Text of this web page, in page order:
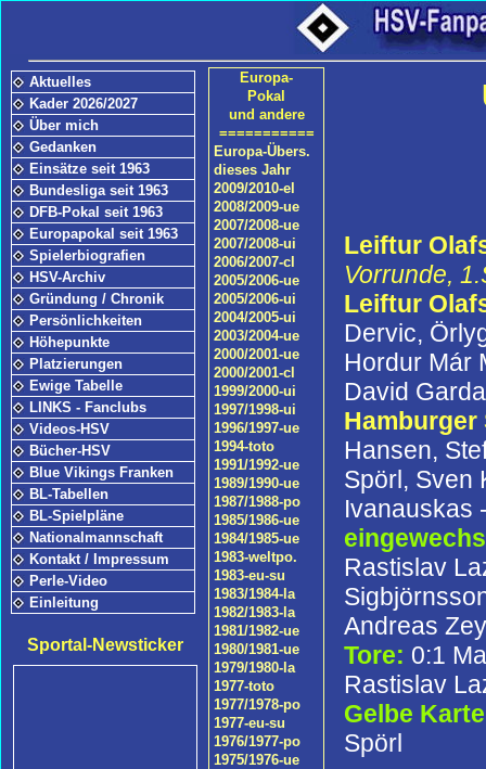
Aktuelles
Kader 2026/2027
Über mich
Gedanken
Einsätze seit 1963
Bundesliga seit 1963
DFB-Pokal seit 1963
Europapokal seit 1963
Spielerbiografien
HSV-Archiv
Gründung / Chronik
Persönlichkeiten
Höhepunkte
Platzierungen
Ewige Tabelle
LINKS - Fanclubs
Videos-HSV
Bücher-HSV
Blue Vikings Franken
BL-Tabellen
BL-Spielpläne
Nationalmannschaft
Kontakt / Impressum
Perle-Video
Einleitung
Sportal-Newsticker
Leiftur
Vorrunde,
Leiftur
Dervic,
Hordur Már
David
Hamburger
Hansen,
Spörl, Sven
Ivanauskas
Rastislav
Andreas
Tore: 0:1
Rastislav
Gelbe
Spörl
Europa-
Pokal
und andere
===========
Europa-Übers.
dieses Jahr
2009/2010-el
2008/2009-ue
2007/2008-ue
2007/2008-ui
2006/2007-cl
2005/2006-ue
2005/2006-ui
2004/2005-ui
2003/2004-ue
2000/2001-ue
2000/2001-cl
1999/2000-ui
1997/1998-ui
1996/1997-ue
1994-toto
1991/1992-ue
1989/1990-ue
1987/1988-po
1985/1986-ue
1984/1985-ue
1983-weltpo.
1983-eu-su
1983/1984-la
1982/1983-la
1981/1982-ue
1980/1981-ue
1979/1980-la
1977-toto
1977/1978-po
1977-eu-su
1976/1977-po
1975/1976-ue